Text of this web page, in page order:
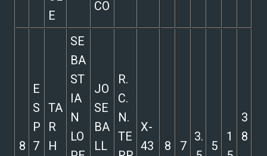
E
CO
8
E
S
P
7
TA
R
H
SE
BA
ST
IA
N
LO
JO
SE
BA
LL
R.
C.
N.
TE
X-
43
8 7
3.
5
1
3
8